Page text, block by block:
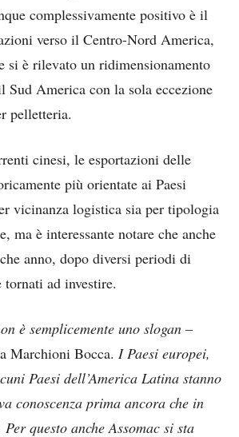
complessivamente positivo è il
verso il Centro-Nord America,
si è rilevato un ridimensionamento
Sud America con la sola eccezione
pelletteria.
cinesi, le esportazioni delle
più orientate ai Paesi
vicinanza logistica sia per tipologia
ma è interessante notare che anche
anno, dopo diversi periodi di
ad investire.
è semplicemente uno slogan –
Marchioni Bocca. I Paesi europei,
Paesi dell’America Latina stanno
conoscenza prima ancora che in
questo anche Assomac si sta